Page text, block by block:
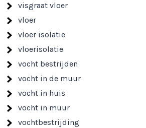
visgraat vloer
vloer
vloer isolatie
vloerisolatie
vocht bestrijden
vocht in de muur
vocht in huis
vocht in muur
vochtbestrijding